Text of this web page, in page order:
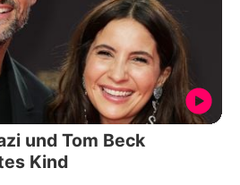
und Tom Beck
Kind